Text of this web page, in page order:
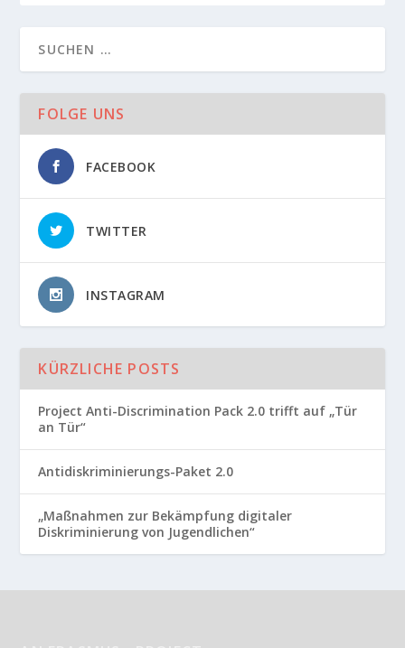
FOLGE UNS
FACEBOOK
TWITTER
INSTAGRAM
KÜRZLICHE POSTS
Project Anti-Discrimination Pack 2.0 trifft auf „Tür
an Tür“
Antidiskriminierungs-Paket 2.0
„Maßnahmen zur Bekämpfung digitaler
Diskriminierung von Jugendlichen“